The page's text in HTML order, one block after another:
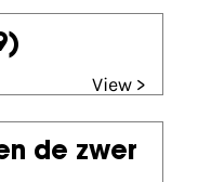
View >
de zwer